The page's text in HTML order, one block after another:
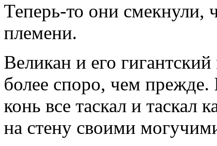
Теперь-то они смекнули,
племени.
Великан и его
более споро, чем
конь все таскал и таскал
на стену своими